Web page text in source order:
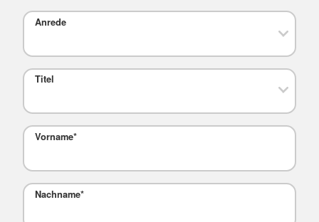
Anrede
Titel
Vorname*
Nachname*